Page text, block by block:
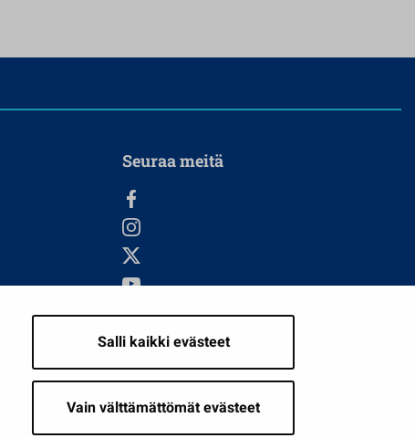
Salli kaikki evästeet
Vain välttämättömät evästeet
Seuraa meitä